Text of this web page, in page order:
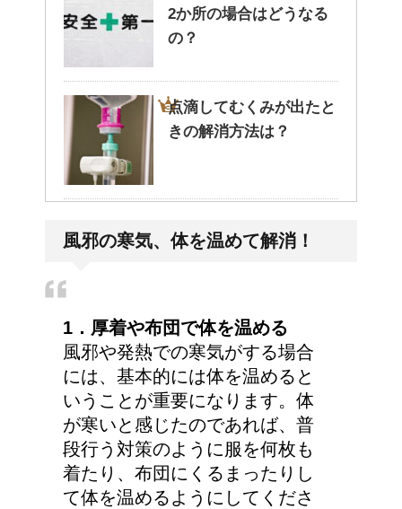
2か所の場合はどうなる
の？
点滴してむくみが出たと
きの解消方法は？
くれない・・そんなこと
トマトジュースと黒酢の
効果～組み合わせてピカ
イチ
人が死ぬ前に感じる予感
や予兆の3パターン
風邪の寒気、体を温めて解消！
1．厚着や布団で体を温める
風邪や発熱での寒気がする場合
には、基本的には体を温めると
いうことが重要になります。体
が寒いと感じたのであれば、普
段行う対策のように服を何枚も
着たり、布団にくるまったりし
て体を温めるようにしてくださ